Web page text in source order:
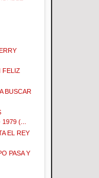
FELIZ
BUSCAR
(...
EL REY
PASA Y